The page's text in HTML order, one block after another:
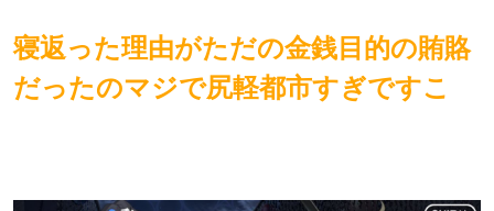
寝返った理由がただの金銭目的の賄賂
だったのマジで尻軽都市すぎですこ